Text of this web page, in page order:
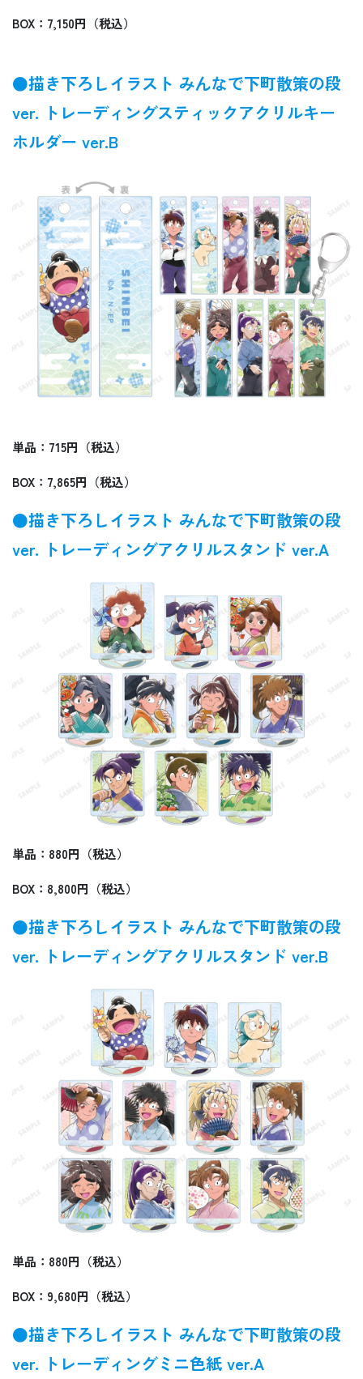
BOX：7,150円（税込）
●描き下ろしイラスト みんなで下町散策の段
ver. トレーディングスティックアクリルキー
ホルダー ver.B
単品：715円（税込）
BOX：7,865円（税込）
●描き下ろしイラスト みんなで下町散策の段
ver. トレーディングアクリルスタンド ver.A
単品：880円（税込）
BOX：8,800円（税込）
●描き下ろしイラスト みんなで下町散策の段
ver. トレーディングアクリルスタンド ver.B
単品：880円（税込）
BOX：9,680円（税込）
●描き下ろしイラスト みんなで下町散策の段
ver. トレーディングミニ色紙 ver.A